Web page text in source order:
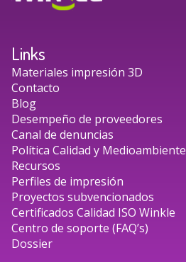
Links
Materiales impresión 3D
Contacto
Blog
Desempeño de proveedores
Canal de denuncias
Política Calidad y Medioambiente
Recursos
Perfiles de impresión
Proyectos subvencionados
Certificados Calidad ISO Winkle
Centro de soporte (FAQ’s)
Dossier